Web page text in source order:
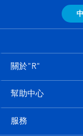
娃娃, 芭
遊戲及拼
playpop
Barbie芭
關於"R"
幫助中心
服務